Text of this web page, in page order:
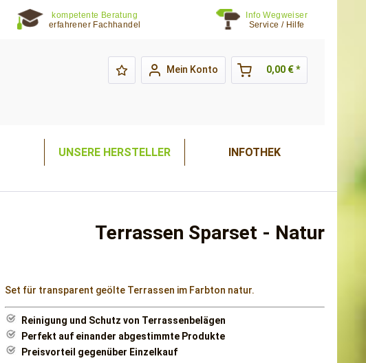
kompetente Beratung
erfahrener Fachhandel
Info Wegweiser
Service / Hilfe
Mein Konto 0,00 € *
UNSERE HERSTELLER INFOTHEK
Terrassen Sparset - Natur
Set für transparent geölte Terrassen im Farbton natur.
Reinigung und Schutz von Terrassenbelägen
Perfekt auf einander abgestimmte Produkte
Preisvorteil gegenüber Einzelkauf